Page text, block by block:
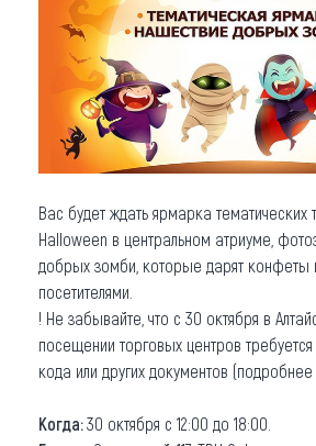
Вас будет ждать ярмарка тематических
Halloween в центральном атриуме,
добрых зомби, которые дарят конфеты
посетителями.
! Не забывайте, что с 30 октября в
посещении торговых центров
кода или других документов (подробнее
Когда:30 октября с 12:00 до 18:00.